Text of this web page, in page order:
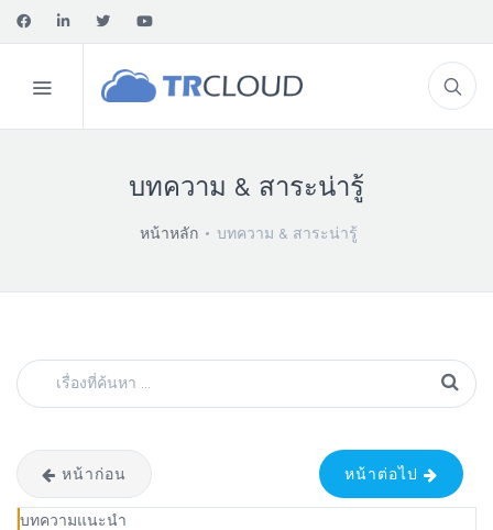
บทความ & สาระน่ารู้
หน้าหลัก บทความ & สาระน่ารู้
หน้าก่อน หน้าต่อไป
บทความแนะนำ